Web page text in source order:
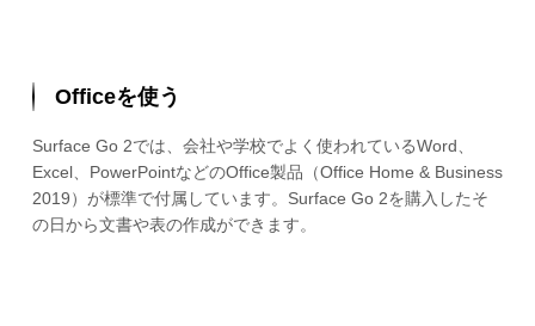
Officeを使う
Surface Go 2では、会社や学校でよく使われているWord、
Excel、PowerPointなどのOffice製品（Office Home & Business
2019）が標準で付属しています。Surface Go 2を購入したそ
の日から文書や表の作成ができます。